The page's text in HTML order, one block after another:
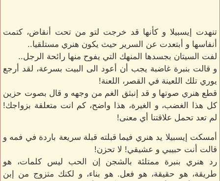
تنهدت إيسبيلا و كأنها قد خرجت لتو من تحت أنقاض، كتمت
أنفاسها و أبتعدت عن السرير حيث يكون هنري مستلقيا..
لفت السيتان بجسدها المنهك التي يفوح منها رائحة الرجل..
و قالت بنبرة غاضبة يجب أن أعود الى البيت بسرعة، لقد أرجع
يوري تلك اللعينة في القصر، اللعنة!
قطع هنري صوتها و قد إنبثق الغم من وجهه و قال بصوت حزين
كل هذا الغضب، و الغيرة، هذا واضح، كم انت متعلقة بزواجك!
لم تعد تحمل علاقتنا أي معنى!
أمسكت إيسبيلا يد هنري فيما قبلته قبلة سريعة باردة في فمه و
قالت أنت حبيبي و عشيقي! لا تحزن!
رد هنري بنبرة ممتلئة بالشجن إن الحب ليس كلمات، هو
طريقة، هو حقيقة، هو فعل. هو بناء، و لكنك متزوج من إبن